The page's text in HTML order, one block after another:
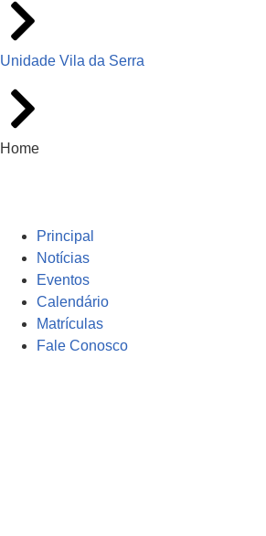
Unidade Vila da Serra
Home
Principal
Notícias
Eventos
Calendário
Matrículas
Fale Conosco